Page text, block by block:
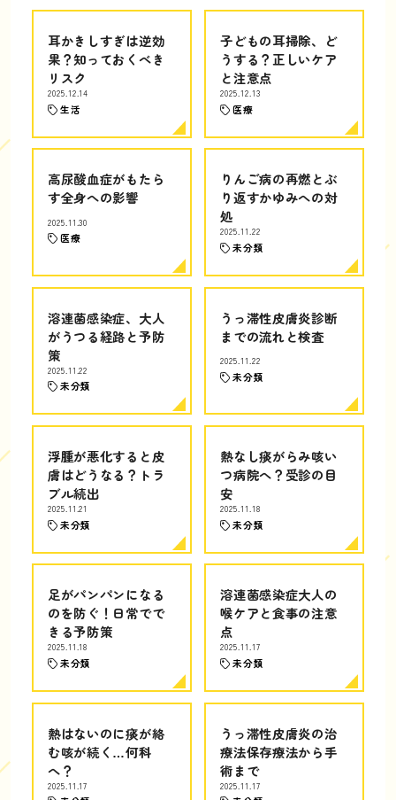
耳かきしすぎは逆効
果？知っておくべき
リスク
2025.12.14
生活
子どもの耳掃除、ど
うする？正しいケア
と注意点
2025.12.13
医療
高尿酸血症がもたら
す全身への影響
2025.11.30
医療
りんご病の再燃とぶ
り返すかゆみへの対
処
2025.11.22
未分類
溶連菌感染症、大人
がうつる経路と予防
策
2025.11.22
未分類
うっ滞性皮膚炎診断
までの流れと検査
2025.11.22
未分類
浮腫が悪化すると皮
膚はどうなる？トラ
ブル続出
2025.11.21
未分類
熱なし痰がらみ咳い
つ病院へ？受診の目
安
2025.11.18
未分類
足がパンパンになる
のを防ぐ！日常でで
きる予防策
2025.11.18
未分類
溶連菌感染症大人の
喉ケアと食事の注意
点
2025.11.17
未分類
熱はないのに痰が絡
む咳が続く…何科
へ？
2025.11.17
うっ滞性皮膚炎の治
療法保存療法から手
術まで
2025.11.17